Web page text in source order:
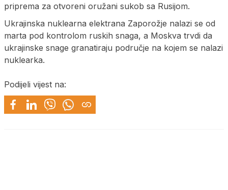
priprema za otvoreni oružani sukob sa Rusijom.
Ukrajinska nuklearna elektrana Zaporožje nalazi se od
marta pod kontrolom ruskih snaga, a Moskva trvdi da
ukrajinske snage granatiraju područje na kojem se nalazi
nuklearka.
Podijeli vijest na: